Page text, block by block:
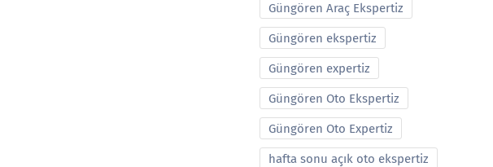
Güngören Araç Ekspertiz
Güngören ekspertiz
Güngören expertiz
Güngören Oto Ekspertiz
Güngören Oto Expertiz
hafta sonu açık oto ekspertiz